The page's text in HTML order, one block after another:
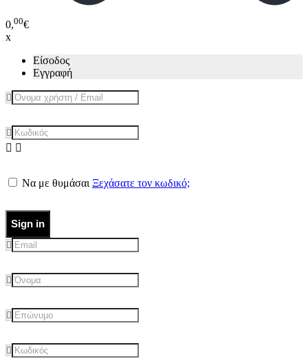
0,00€
x
Είσοδος
Εγγραφή
Να με θυμάσαι Ξεχάσατε τον κωδικό;
Sign in